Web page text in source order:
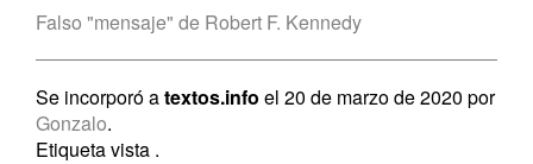
Falso "mensaje" de Robert F. Kennedy
Se incorporó atextos.info el 20 de marzo de 2020 por
Gonzalo.
Etiqueta vista .